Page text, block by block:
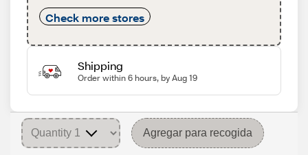
Check more stores
Shipping
Order within 6 hours, by Aug 19
Agregar para recogida